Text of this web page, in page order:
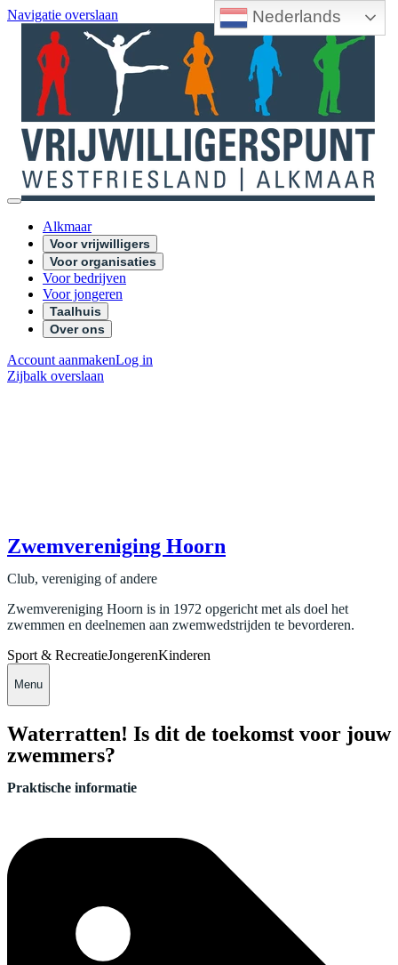
Nederlands
Navigatie overslaan
Alkmaar
Voor vrijwilligers
Voor organisaties
Voor bedrijven
Voor jongeren
Taalhuis
Over ons
Account aanmakenLog in
Zijbalk overslaan
Zwemvereniging Hoorn
Club, vereniging of andere
Zwemvereniging Hoorn is in 1972 opgericht met als doel het
zwemmen en deelnemen aan zwemwedstrijden te bevorderen.
Sport & RecreatieJongerenKinderen
Menu
Waterratten! Is dit de toekomst voor jouw
zwemmers?
Praktische informatie